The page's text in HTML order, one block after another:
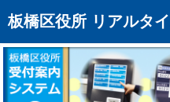
板橋区役所 リアルタ
トップページへ
混雑予想カレンダー
リアルタイム混雑状況